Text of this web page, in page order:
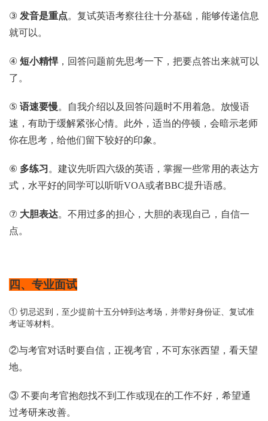
③ 发音是重点。复试英语考察往往十分基础，能够传递信息
就可以。
④ 短小精悍，回答问题前先思考一下，把要点答出来就可以
了。
⑤ 语速要慢。自我介绍以及回答问题时不用着急。放慢语
速，有助于缓解紧张心情。此外，适当的停顿，会暗示老师
你在思考，给他们留下较好的印象。
⑥ 多练习 。建议先听四六级的英语，掌握一些常用的表达方
式，水平好的同学可以听听VOA或者BBC提升语感。
⑦ 大胆表达。不用过多的担心，大胆的表现自己，自信一
点。
四、专业面试
① 切忌迟到，至少提前十五分钟到达考场，并带好身份证、复试准
考证等材料。
②与考官对话时要自信，正视考官，不可东张西望，看天望
地。
③ 不要向考官抱怨找不到工作或现在的工作不好，希望通
过考研来改善。